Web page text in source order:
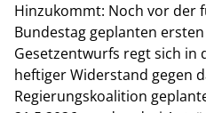
Hinzukommt: Noch vor der
Bundestag geplanten
Gesetzentwurfs regt sich in
heftiger Widerstand gegen
Regierungskoalition